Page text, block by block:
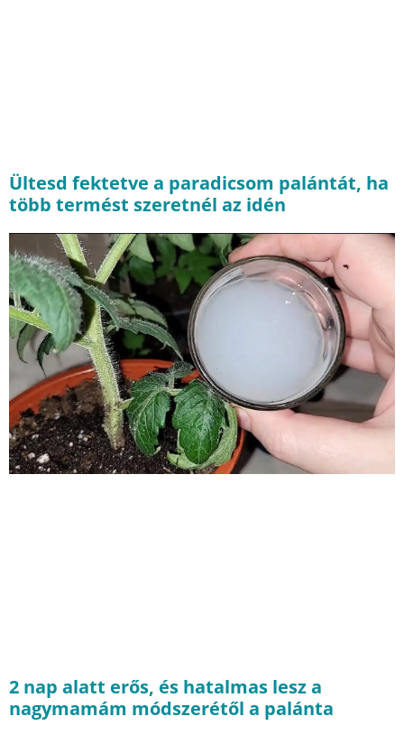
Ültesd fektetve a paradicsom palántát, ha
több termést szeretnél az idén
2 nap alatt erős, és hatalmas lesz a
nagymamám módszerétől a palánta